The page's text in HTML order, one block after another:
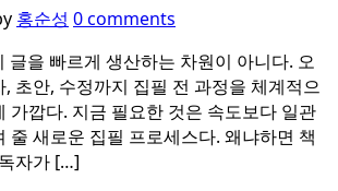
홍순성 0 comments
글을 빠르게 생산하는 차원이 아니다. 오
초안, 수정까지 집필 전 과정을 체계적으
가깝다. 지금 필요한 것은 속도보다 일관
줄 새로운 집필 프로세스다. 왜냐하면 책
자가 […]